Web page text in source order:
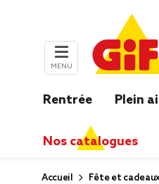
MENU
Rentrée Plein
Nos catalogues
Accueil Fête et